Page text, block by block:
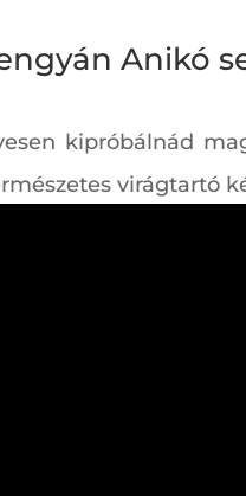
Anikó
kipróbálnád
virágtartó